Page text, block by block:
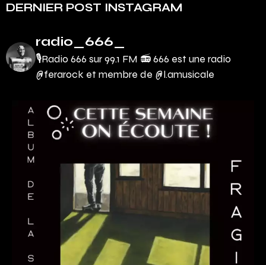
DERNIER POST INSTAGRAM
radio_666_
🎙Radio 666 sur 99.1 FM 📻666 est une radio
@ferarock et membre de @l.amusicale